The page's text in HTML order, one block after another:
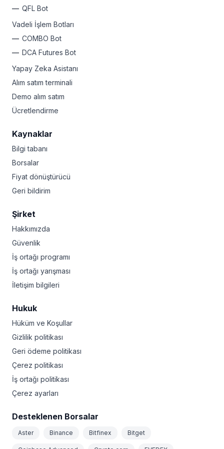
QFL Bot
Vadeli İşlem Botları
COMBO Bot
DCA Futures Bot
Yapay Zeka Asistanı
Alım satım terminali
Demo alım satım
Ücretlendirme
Kaynaklar
Bilgi tabanı
Borsalar
Fiyat dönüştürücü
Geri bildirim
Şirket
Hakkımızda
Güvenlik
İş ortağı programı
İş ortağı yarışması
İletişim bilgileri
Hukuk
Hüküm ve Koşullar
Gizlilik politikası
Geri ödeme politikası
Çerez politikası
İş ortağı politikası
Çerez ayarları
Desteklenen Borsalar
Aster Binance Bitfinex Bitget